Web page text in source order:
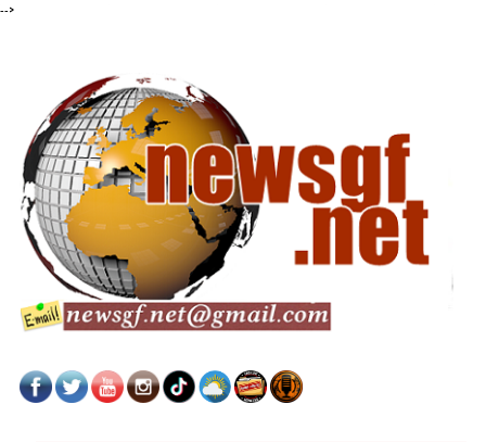
-->